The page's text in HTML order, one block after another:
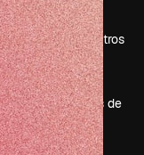
Precios
Sobre nosotros
Reviews
Empleo
Tendencias de
búsqueda
Blog